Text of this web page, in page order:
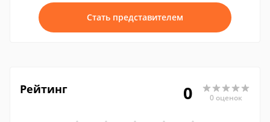
Стать представителем
Рейтинг 0 0 оценок